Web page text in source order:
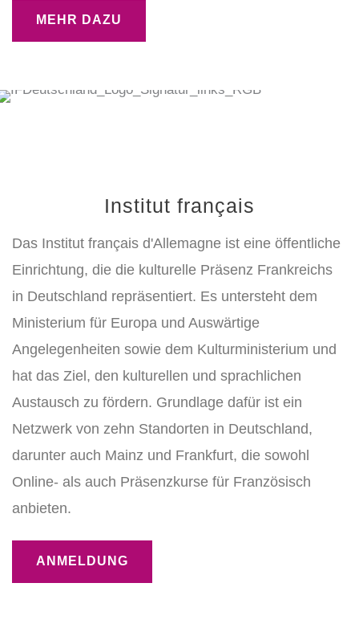
MEHR DAZU
Institut français
Das Institut français d'Allemagne ist eine öffentliche
Einrichtung, die die kulturelle Präsenz Frankreichs
in Deutschland repräsentiert. Es untersteht dem
Ministerium für Europa und Auswärtige
Angelegenheiten sowie dem Kulturministerium und
hat das Ziel, den kulturellen und sprachlichen
Austausch zu fördern. Grundlage dafür ist ein
Netzwerk von zehn Standorten in Deutschland,
darunter auch Mainz und Frankfurt, die sowohl
Online- als auch Präsenzkurse für Französisch
anbieten.
ANMELDUNG